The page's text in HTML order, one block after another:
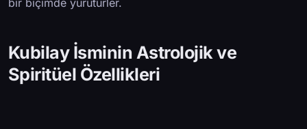
bir biçimde yürütürler.
Kubilay İsminin Astrolojik ve
Spiritüel Özellikleri